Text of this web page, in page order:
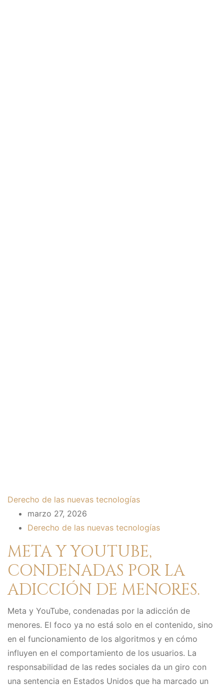
Derecho de las nuevas tecnologías
marzo 27, 2026
Derecho de las nuevas tecnologías
META Y YOUTUBE,
CONDENADAS POR LA
ADICCIÓN DE MENORES.
Meta y YouTube, condenadas por la adicción de
menores. El foco ya no está solo en el contenido, sino
en el funcionamiento de los algoritmos y en cómo
influyen en el comportamiento de los usuarios. La
responsabilidad de las redes sociales da un giro con
una sentencia en Estados Unidos que ha marcado un